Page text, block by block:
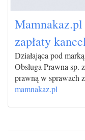
zapłaty
Działająca pod
Obsługa Prawna sp.
prawną w sprawach
mamnakaz.pl